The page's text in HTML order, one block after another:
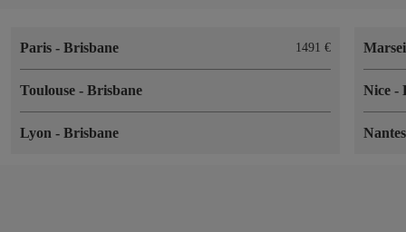
Paris - Brisbane 1491 €
Toulouse - Brisbane
Lyon - Brisbane
Nice-